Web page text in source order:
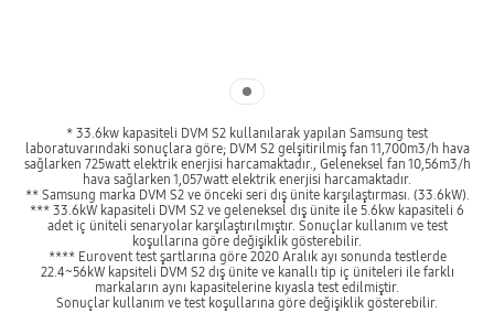
* 33.6kw kapasiteli DVM S2 kullanılarak yapılan Samsung test
laboratuvarındaki sonuçlara göre; DVM S2 gelşitirilmiş fan 11,700m3/h hava
sağlarken 725watt elektrik enerjisi harcamaktadır., Geleneksel fan 10,56m3/h
hava sağlarken 1,057watt elektrik enerjisi harcamaktadır.
** Samsung marka DVM S2 ve önceki seri dış ünite karşılaştırması. (33.6kW).
*** 33.6kW kapasiteli DVM S2 ve geleneksel dış ünite ile 5.6kw kapasiteli 6
adet iç üniteli senaryolar karşılaştırılmıştır. Sonuçlar kullanım ve test
koşullarına göre değişiklik gösterebilir.
**** Eurovent test şartlarına göre 2020 Aralık ayı sonunda testlerde
22.4~56kW kapsiteli DVM S2 dış ünite ve kanallı tip iç üniteleri ile farklı
markaların aynı kapasitelerine kıyasla test edilmiştir.
Sonuçlar kullanım ve test koşullarına göre değişiklik gösterebilir.